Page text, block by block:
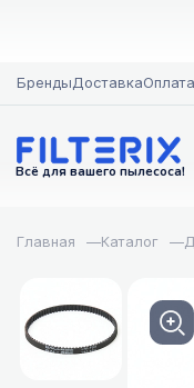
БрендыДоставкаОплата
Всё для вашего пылесоса!
Главная —Каталог —